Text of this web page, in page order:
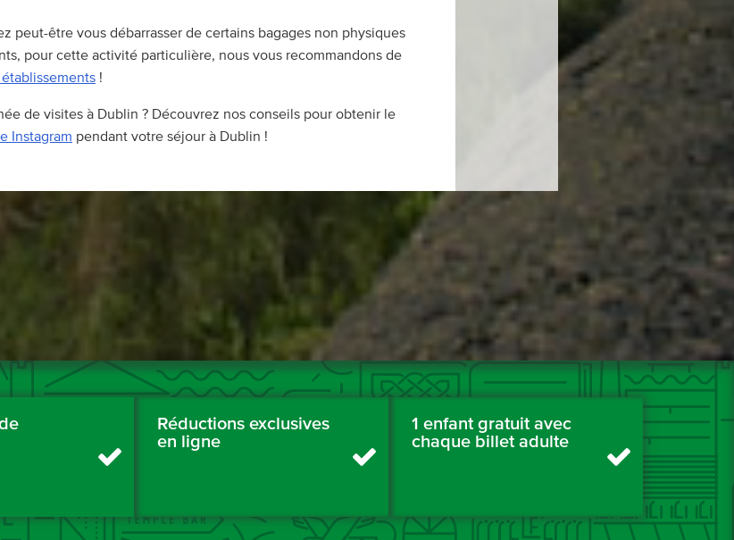
peut-être vous débarrasser de certains bagages non physiques
pour cette activité particulière, nous vous recommandons de
!
de visites à Dublin ? Découvrez nos conseils pour obtenir le
Instagram pendant votre séjour à Dublin !
Réductions exclusives
en ligne
1 enfant gratuit avec
chaque billet adulte